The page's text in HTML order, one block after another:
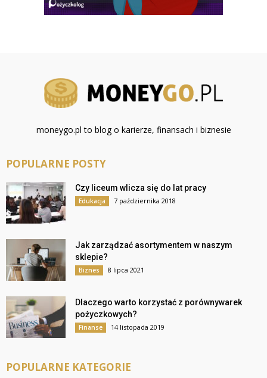
moneygo.pl to blog o karierze, finansach i biznesie
POPULARNE POSTY
Czy liceum wlicza się do lat pracy
Edukacja 7 października 2018
Jak zarządzać asortymentem w naszym
sklepie?
Biznes 8 lipca 2021
Dlaczego warto korzystać z porównywarek
pożyczkowych?
Finanse 14 listopada 2019
POPULARNE KATEGORIE